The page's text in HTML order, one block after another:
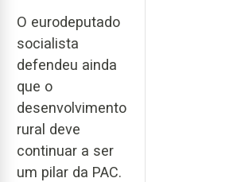
O eurodeputado
socialista
defendeu ainda
que o
desenvolvimento
rural deve
continuar a ser
um pilar da PAC.